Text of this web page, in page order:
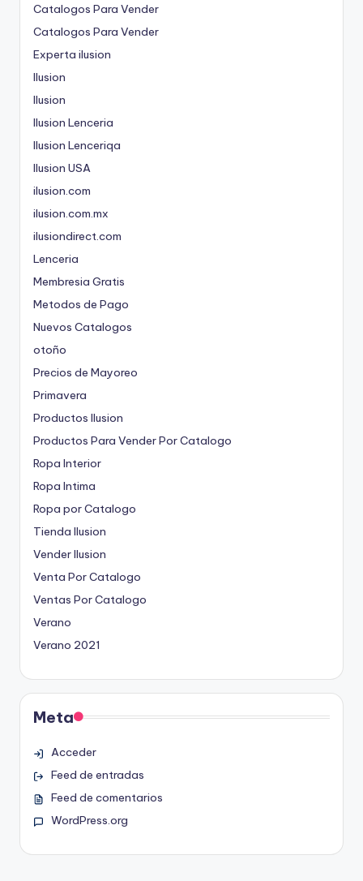
Catalogos Para Vender
Catalogos Para Vender
Experta ilusion
Ilusion
Ilusion
Ilusion Lenceria
Ilusion Lenceriqa
Ilusion USA
ilusion.com
ilusion.com.mx
ilusiondirect.com
Lenceria
Membresia Gratis
Metodos de Pago
Nuevos Catalogos
otoño
Precios de Mayoreo
Primavera
Productos Ilusion
Productos Para Vender Por Catalogo
Ropa Interior
Ropa Intima
Ropa por Catalogo
Tienda Ilusion
Vender Ilusion
Venta Por Catalogo
Ventas Por Catalogo
Verano
Verano 2021
Meta
Acceder
Feed de entradas
Feed de comentarios
WordPress.org